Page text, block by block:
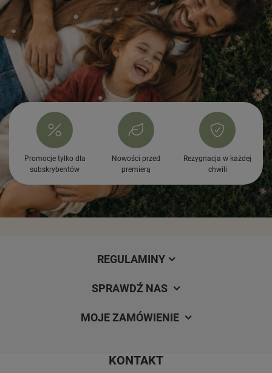
Promocje tylko dla
subskrybentów
Nowości przed
premierą
Rezygnacja w każdej
chwili
REGULAMINY
SPRAWDŹ NAS
MOJE ZAMÓWIENIE
KONTAKT